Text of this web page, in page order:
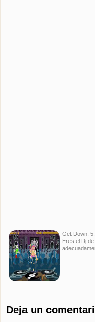
Get Down
Eres el Dj
Deja un